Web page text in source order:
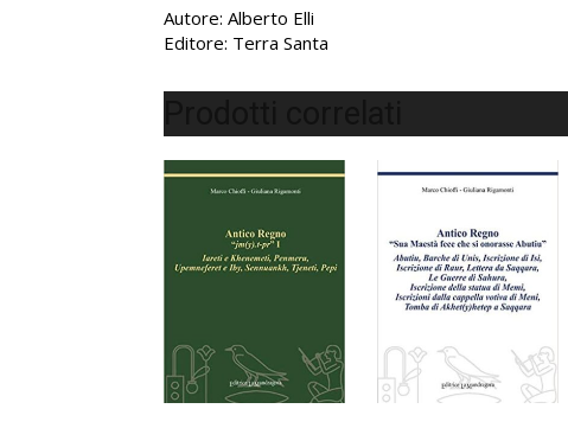
Autore: Alberto Elli
Editore: Terra Santa